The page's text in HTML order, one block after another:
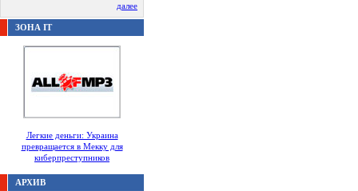
далее
ЗОНА IT
Легкие деньги: Украина
превращается в Мекку для
киберпреступников
АРХИВ